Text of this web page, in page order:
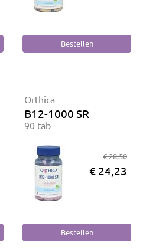
Orthica
B12-1000 SR
90 tab
€ 28,50
€ 24,23